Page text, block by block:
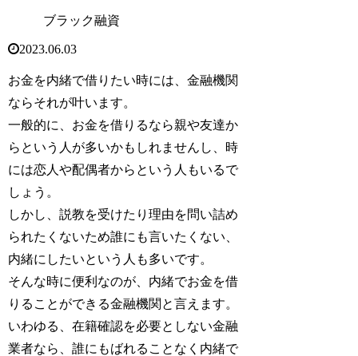
ブラック融資
2023.06.03
お金を内緒で借りたい時には、金融機関
ならそれが叶います。
一般的に、お金を借りるなら親や友達か
らという人が多いかもしれませんし、時
には恋人や配偶者からという人もいるで
しょう。
しかし、説教を受けたり理由を問い詰め
られたくないため誰にも言いたくない、
内緒にしたいという人も多いです。
そんな時に便利なのが、内緒でお金を借
りることができる金融機関と言えます。
いわゆる、在籍確認を必要としない金融
業者なら、誰にもばれることなく内緒で